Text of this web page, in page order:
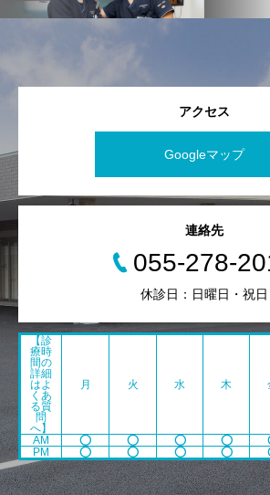
アクセス
Googleマップ
連絡先
055-278-
休診日：日曜日・祝日
【診
療時
間の
詳細
はよ
くあ
る質
問
へ】
月 火 水 木
AM ⭕️ ⭕️ ⭕️ ⭕️
PM
⭕️ ⭕️ ⭕️ ⭕️